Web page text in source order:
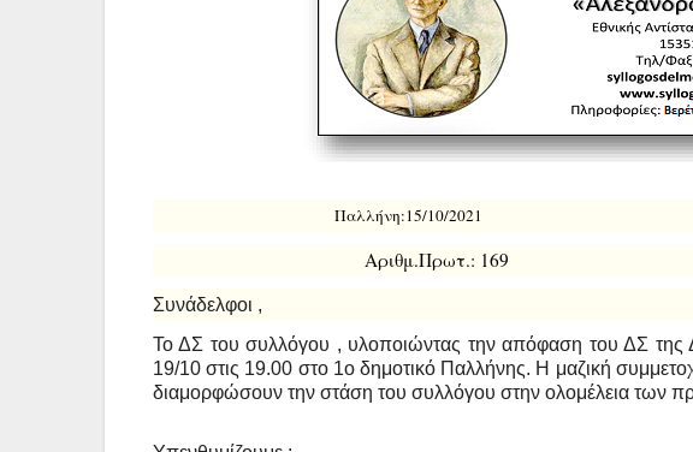
Παλλήνη:15/10/
Αριθμ.Πρωτ.: 169 όλους
Συνάδελφοι ,
Το ΔΣ του συλλόγου , υλοποιώντας την απόφαση του ΔΣ της
19/10 στις 19.00 στο 1ο δημοτικό Παλλήνης. Η μαζική
διαμορφώσουν την στάση του συλλόγου στην ολομέλεια των